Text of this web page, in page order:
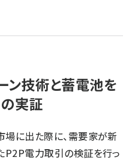
ン技術と蓄電池を
実証
に出た際に、需要家が新
P2P電力取引の検証を行っ